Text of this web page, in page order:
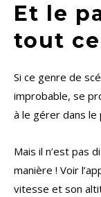
Et le
tout
Si ce genre de
improbable, se
à le gérer dans le
Mais il n’est pas
manière ! Voir
vitesse et son